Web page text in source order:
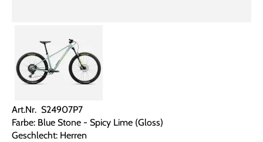
Art.Nr. S24907P7
Farbe: Blue Stone - Spicy Lime (Gloss)
Geschlecht: Herren